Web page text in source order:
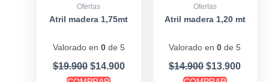
Ofertas
Atril madera 1,75mt
Valorado en 0de 5
$19.900 $14.900
Ofertas
Atril madera 1,20 mt
Valorado en0 de 5
$14.900 $13.900